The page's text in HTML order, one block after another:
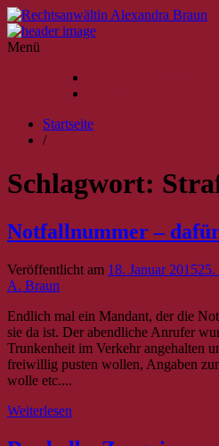
Menü
Startseite
/
Schlagwort:
Notfallnummer –
Veröffentlicht am 18. Januar 2015
A. Braun
Endlich mal ein Mandant, der die
sie da ist. Der abendliche Anrufer
Trunkenheit im Verkehr angehalten
freiwillig pusten wollen, Angaben
wolle etc....
Weiterlesen